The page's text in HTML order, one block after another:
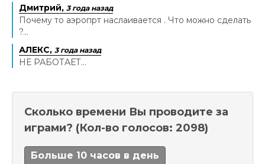
Дмитрий, 3 года назад
Почему то аэропрт наслаивается . Что можно сделать
?...
АЛЕКС, 3 года назад
НЕ РАБОТАЕТ...
Сколько времени Вы проводите за
играми? (Кол-во голосов: 2098)
Больше 10 часов в день